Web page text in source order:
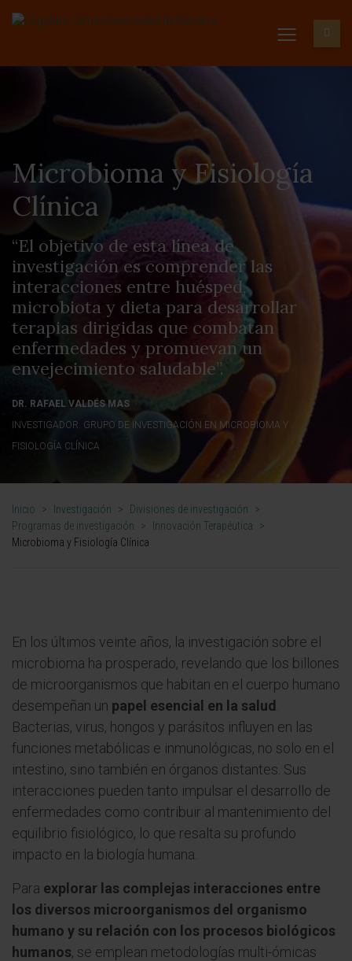
Microbioma y Fisiología
Clínica
“El objetivo de esta línea de
investigación es comprender las
interacciones entre huésped,
microbiota y dieta para desarrollar
terapias dirigidas que combatan
enfermedades y promuevan un
envejecimiento saludable”.
DR. RAFAEL VALDÉS MAS
INVESTIGADOR. GRUPO DE INVESTIGACIÓN EN MICROBIOMA Y
FISIOLOGÍA CLÍNICA
Inicio > Investigación > Divisiones de investigación
>
Programas de investigación
> Innovación Terapéutica
>
Microbioma y Fisiología Clínica
En los últimos veinte años, la investigación sobre el
microbioma ha prosperado, revelando que los billones
de microorganismos que habitan en el cuerpo humano
desempeñan un papel esencial en la salud
Bacterias, virus, hongos y parásitos influyen en las
funciones metabólicas e inmunológicas, no solo en el
intestino, sino también en órganos distantes. Sus
interacciones pueden tanto impulsar el desarrollo de
enfermedades como contribuir al mantenimiento del
equilibrio fisiológico, lo que resalta su profundo
impacto en la biología humana.
Para explorar las complejas interacciones entre
los diversos microorganismos del organismo
humano y su relación con los procesos biológicos
humanos, se emplean metodologías multi-ómicas